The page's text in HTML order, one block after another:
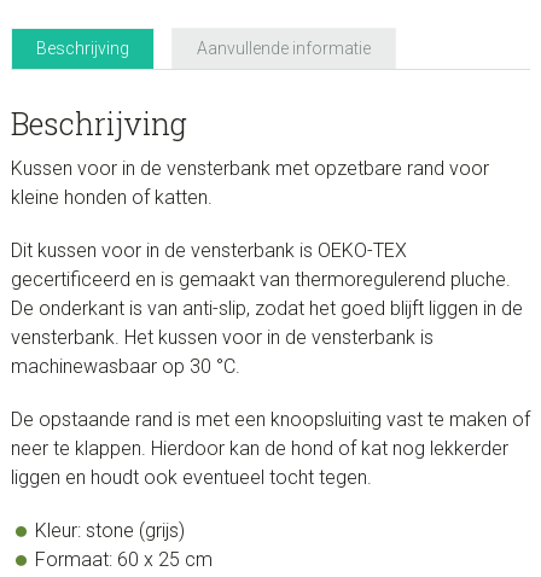
aantal
Beschrijving Aanvullende informatie
Beschrijving
Kussen voor in de vensterbank met opzetbare rand voor
kleine honden of katten.
Dit kussen voor in de vensterbank is OEKO-TEX
gecertificeerd en is gemaakt van thermoregulerend pluche.
De onderkant is van anti-slip, zodat het goed blijft liggen in de
vensterbank. Het kussen voor in de vensterbank is
machinewasbaar op 30 °C.
De opstaande rand is met een knoopsluiting vast te maken of
neer te klappen. Hierdoor kan de hond of kat nog lekkerder
liggen en houdt ook eventueel tocht tegen.
Kleur: stone (grijs)
Formaat: 60 x 25 cm